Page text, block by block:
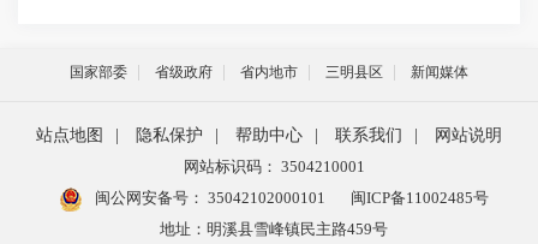
国家部委 省级政府 省内地市 三明县区 新闻媒体
站点地图 隐私保护 帮助中心 联系我们
网站说明
网站标识码： 3504210001
闽公网安备号： 35042102000101
闽ICP备11002485号
地址：明溪县雪峰镇民主路459号